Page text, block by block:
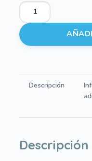
Funda
Grupo
Cero
Praga
Maquillaje
Descripción
Descripción